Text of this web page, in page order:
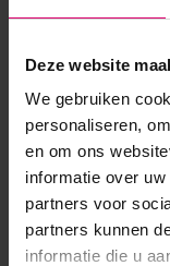
Deze website
We gebruiken
personaliseren,
en om ons
informatie over
partners voor
partners kunnen
informatie die u
Product
EAN